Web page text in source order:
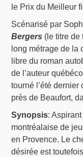
le Prix du Meilleur
Scénarisé par
Bergers (le titre
long métrage de la
libre du roman
de l’auteur
tourné l’été dernier
près de Beaufort,
Synopsis:
montréalaise de
en Provence. Le
désirée est